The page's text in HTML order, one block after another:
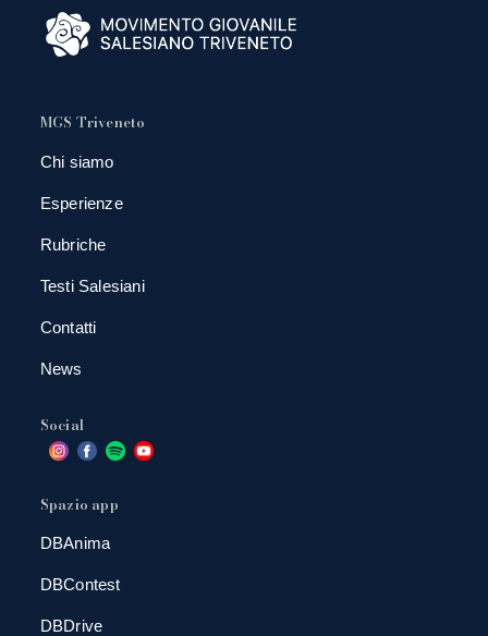
MGS Triveneto
Chi siamo
Esperienze
Rubriche
Testi Salesiani
Contatti
News
Social
Spazio app
DBAnima
DBContest
DBDrive